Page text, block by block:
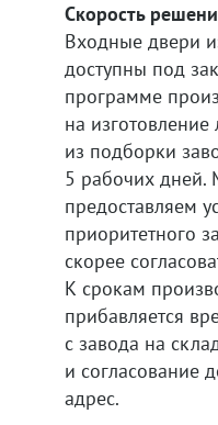
Скорость
Входные двери
доступны под
программе
на
из подборки
5 рабочих дней.
предоставляем
приоритетного
скорее
К срокам
прибавляется
с завода на
и согласование
адрес.